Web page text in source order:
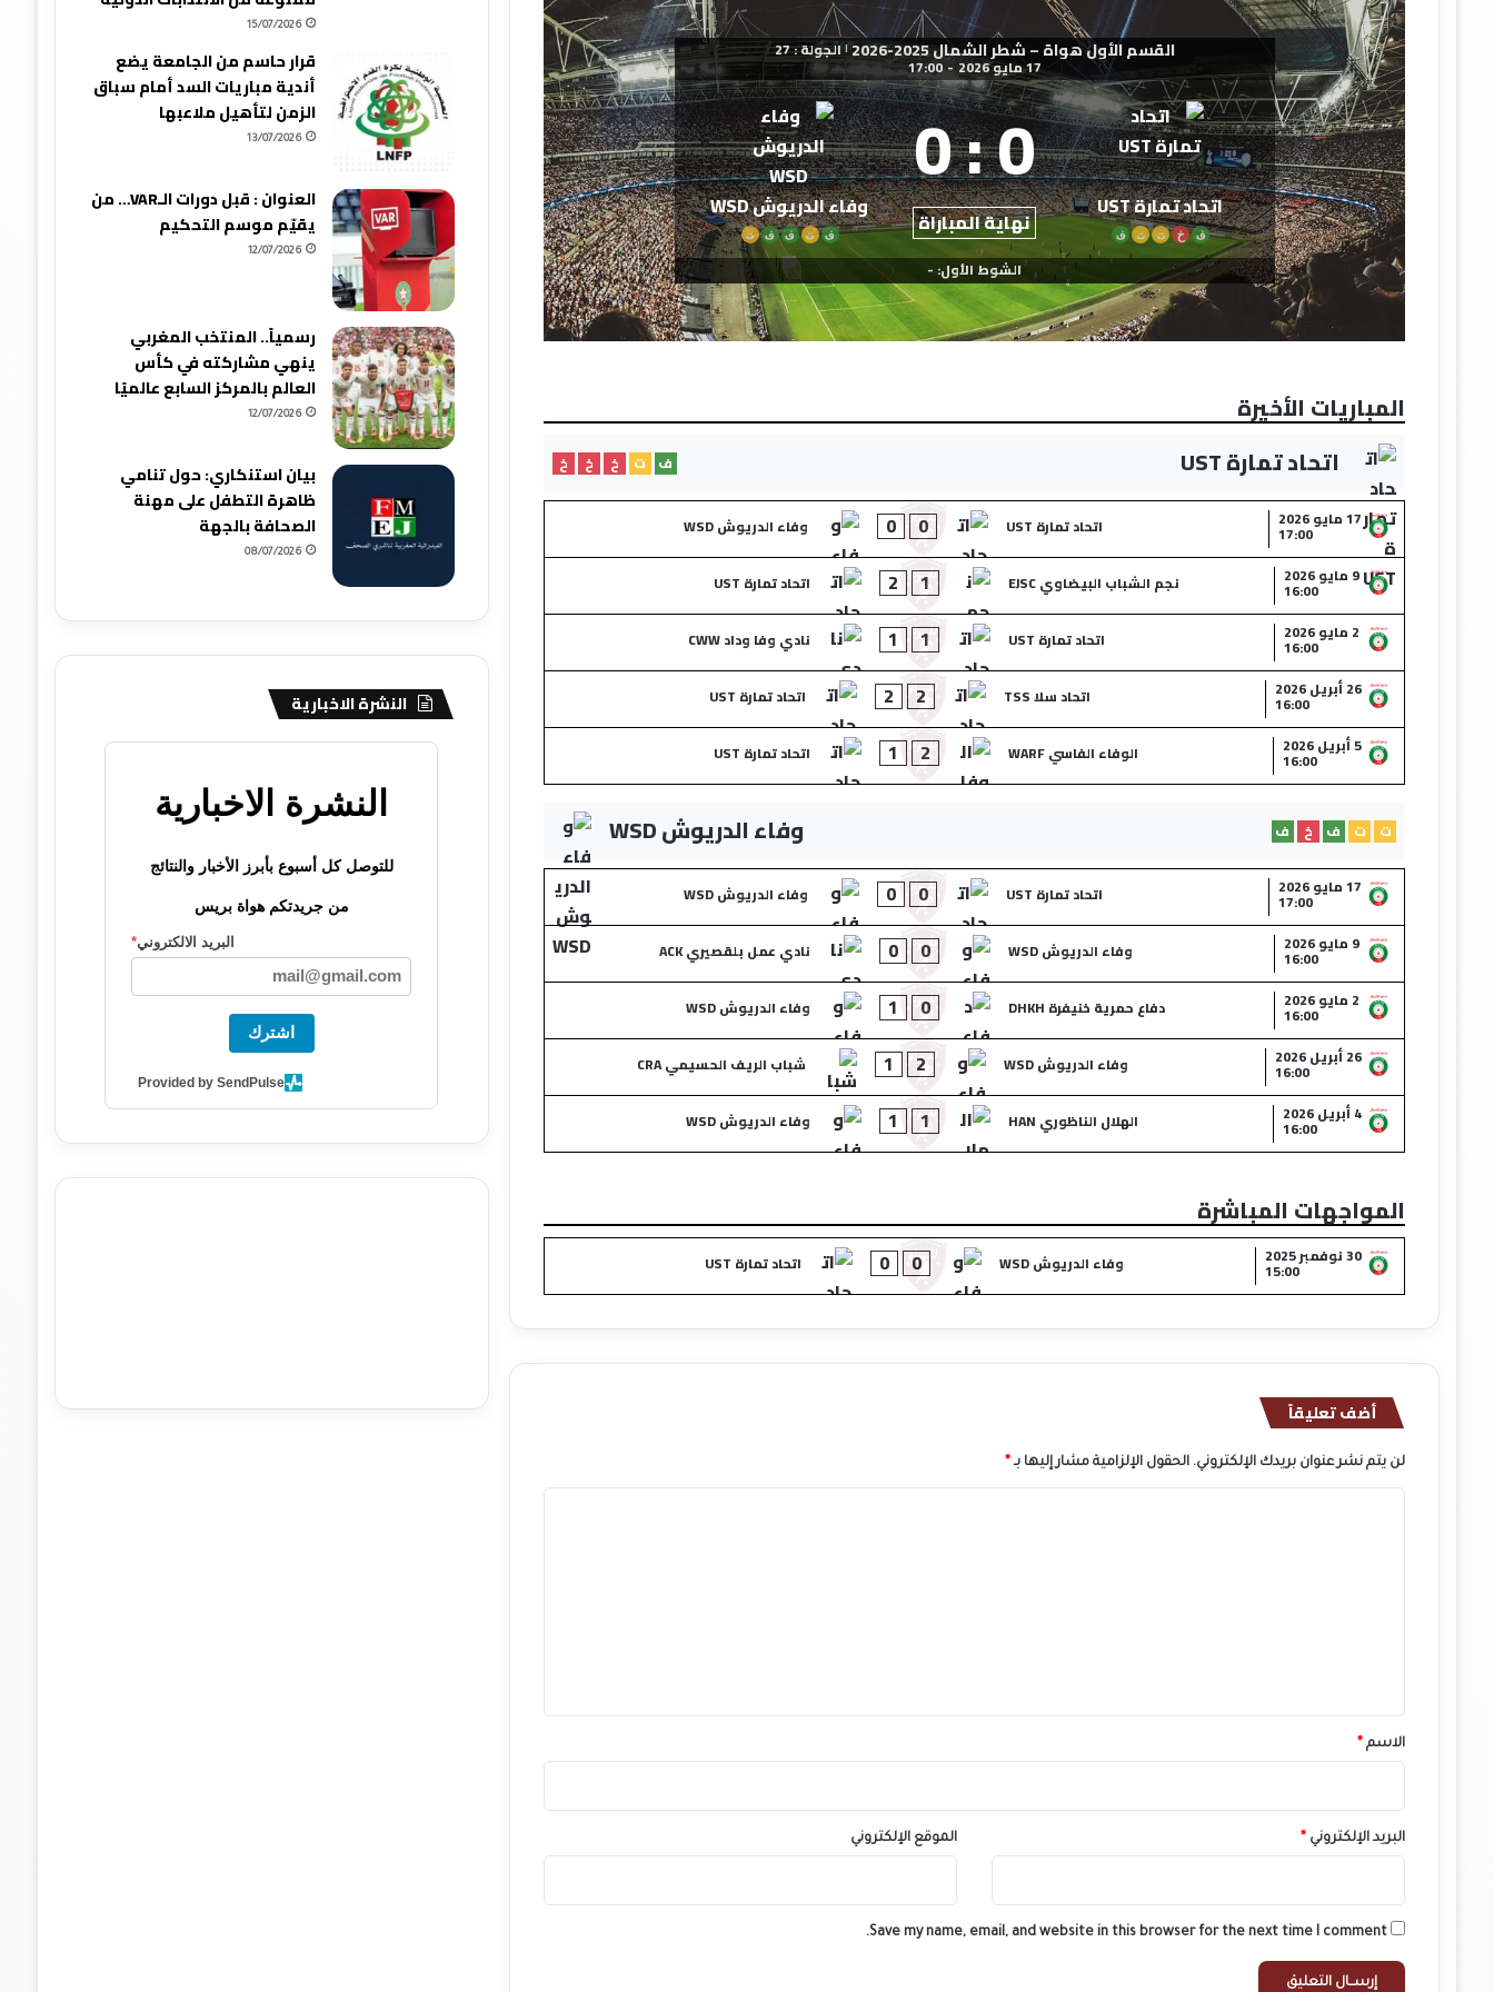
القسم الأول هواة – شطر الشمال 2025-2026 | الجولة : 27
17 مايو 2026 -
17:00
اتحاد تمارة UST
ف خ ت ت ف
0
:
0
نهاية المباراة وفاء الدريوش WSD
ف ت ف ف ت
الشوط الأول: -
المباريات الأخيرة
اتحاد تمارة UST
ف ت خ خ خ
17 مايو 2026
17:00 اتحاد تمارة UST 0
0
وفاء الدريوش WSD
9 مايو 2026
16:00 نجم الشباب البيضاوي EJSC 1
2
اتحاد تمارة UST
2 مايو 2026
16:00 اتحاد تمارة UST 1
1
نادي وفا وداد CWW
26 أبريل 2026
16:00 اتحاد سلا TSS 2
2
اتحاد تمارة UST
5 أبريل 2026
16:00 الوفاء الفاسي WARF 2
1 اتحاد تمارة UST
وفاء الدريوش WSD ت ت ف خ ف
17 مايو 2026
17:00 اتحاد تمارة UST 0
0
وفاء الدريوش WSD
9 مايو 2026
16:00 وفاء الدريوش WSD 0
0
نادي عمل بلقصيري ACK
2 مايو 2026
16:00 دفاع حمرية خنيفرة DHKH 0
1
وفاء الدريوش WSD
26 أبريل 2026
16:00 وفاء الدريوش WSD 2
1
شباب الريف الحسيمي CRA
4 أبريل 2026
16:00 الهلال الناظوري HAN 1
1 وفاء الدريوش WSD
المواجهات المباشرة
30 نوفمبر 2025
15:00 وفاء الدريوش WSD 0
0 اتحاد تمارة UST
أضف تعليقاً
لن يتم نشر عنوان بريدك الإلكتروني. الحقول الإلزامية مشار إليها بـ *
*
الاسم *
البريد الإلكتروني * الموقع الإلكتروني
Save my name, email, and website in this browser for the next time I comment.
15/07/2026
قرار حاسم من الجامعة يضع
أندية مباريات السد أمام سباق
الزمن لتأهيل ملاعبها
13/07/2026
العنوان : قبل دورات الـVAR… من
يقيّم موسم التحكيم
12/07/2026
رسمياً.. المنتخب المغربي
ينهي مشاركته في كأس
العالم بالمركز السابع عالميًا
12/07/2026
بيان استنكاري: حول تنامي
ظاهرة التطفل على مهنة
الصحافة بالجهة
08/07/2026
النشرة الاخبارية
النشرة الاخبارية
للتوصل كل أسبوع بأبرز الأخبار والنتائج
من جريدتكم هواة بريس
البريد الالكتروني*
اشترك
Provided by SendPulse